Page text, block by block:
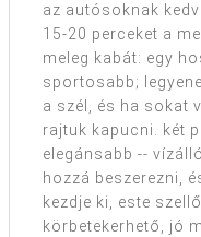
az autósoknak
15-20 perceket a
meleg kabát: egy
sportosabb;
a szél, és ha sokat
rajtuk kapucni. két
elegánsabb --
hozzá beszerezni,
kezdje ki, este
körbetekerhető, jó